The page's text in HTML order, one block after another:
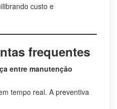
custo e
frequentes
entre manutenção
tempo real. A preventiva